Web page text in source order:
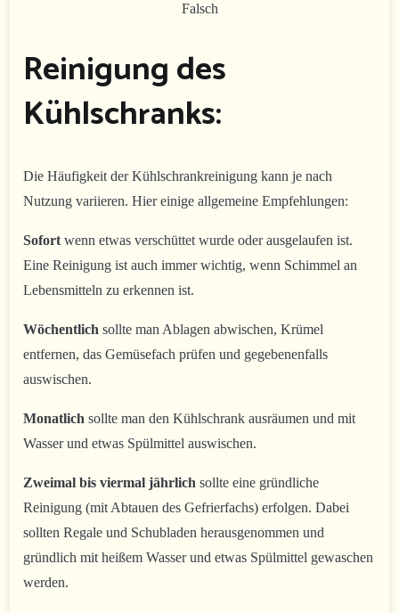
Falsch
Reinigung des
Kühlschranks:
Die Häufigkeit der Kühlschrankreinigung kann je nach
Nutzung variieren. Hier einige allgemeine Empfehlungen:
Sofort wenn etwas verschüttet wurde oder ausgelaufen ist.
Eine Reinigung ist auch immer wichtig, wenn Schimmel an
Lebensmitteln zu erkennen ist.
Wöchentlich sollte man Ablagen abwischen, Krümel
entfernen, das Gemüsefach prüfen und gegebenenfalls
auswischen.
Monatlich sollte man den Kühlschrank ausräumen und mit
Wasser und etwas Spülmittel auswischen.
Zweimal bis viermal jährlich sollte eine gründliche
Reinigung (mit Abtauen des Gefrierfachs) erfolgen. Dabei
sollten Regale und Schubladen herausgenommen und
gründlich mit heißem Wasser und etwas Spülmittel gewaschen
werden.